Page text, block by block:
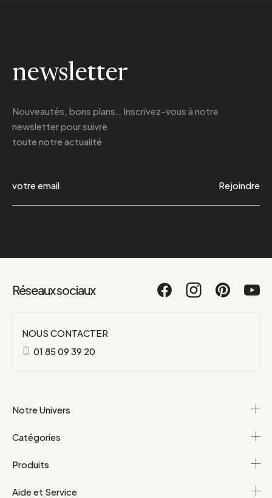
newsletter
Nouveautés, bons plans.. Inscrivez-vous à notre
newsletterpour suivre
toute notre actualité
Rejoindre
Réseaux sociaux
NOUS CONTACTER
01 85 09 39 20
Notre Univers
Catégories
Produits
Aide et Service